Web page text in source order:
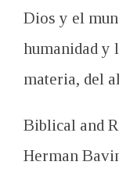
Dios y el
humanidad y
materia, del
Biblical and
Herman